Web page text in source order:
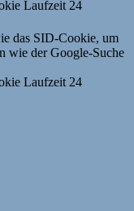
Laufzeit 24
das SID-Cookie, um
wie der Google-Suche
Laufzeit 24